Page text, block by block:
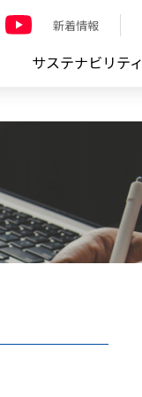
新着情報
サステナビリティ